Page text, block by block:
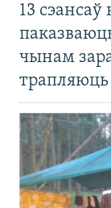
13
чынам
трапляюць